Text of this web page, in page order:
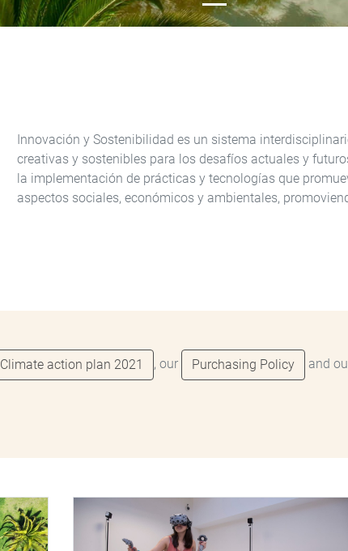
Innovación y Sostenibilidad es un sistema
creativas y sostenibles para los desafíos actuales y
la implementación de prácticas y tecnologías que
aspectos sociales, económicos y ambientales,
Climate action plan 2021 , our Purchasing Policy and